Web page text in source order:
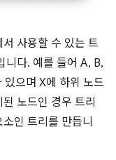
사용할 수 있는 트
니다. 예를 들어 A, B,
으며 X에 하위 노드
노드인 경우 트리
인 트리를 만듭니